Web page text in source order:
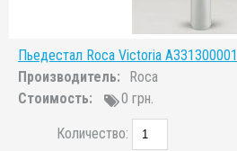
Пьедестал Roca Victoria A331300001
Производитель:
Roca
Стоимость:
0 грн.
Количество: